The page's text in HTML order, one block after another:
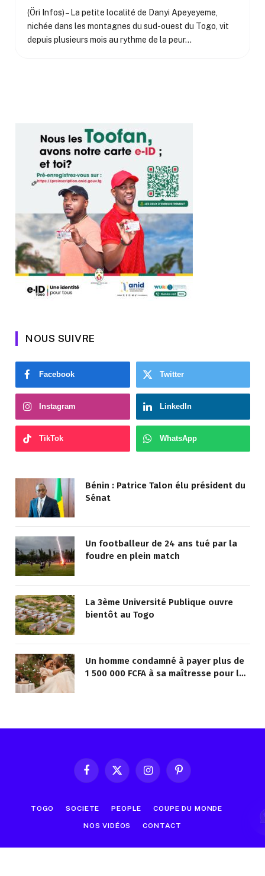
(Öri Infos) – La petite localité de Danyi Apeyeyeme,
nichée dans les montagnes du sud-ouest du Togo, vit
depuis plusieurs mois au rythme de la peur…
NOUS SUIVRE
Facebook Twitter
Instagram LinkedIn
TikTok WhatsApp
Bénin : Patrice Talon élu président du
Sénat
Un footballeur de 24 ans tué par la
foudre en plein match
La 3ème Université Publique ouvre
bientôt au Togo
Un homme condamné à payer plus de
1 500 000 FCFA à sa maîtresse pour lui
FacebookX
InstagramPinterest
TOGO SOCIETE PEOPLE COUPE DU MONDE
NOS VIDÉOS CONTACT